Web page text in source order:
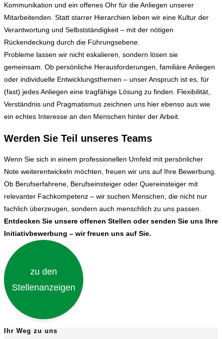
Kommunikation und ein offenes Ohr für die Anliegen unserer
Mitarbeitenden. Statt starrer Hierarchien leben wir eine Kultur der
Verantwortung und Selbstständigkeit – mit der nötigen
Rückendeckung durch die Führungsebene.
Probleme lassen wir nicht eskalieren, sondern lösen sie
gemeinsam. Ob persönliche Herausforderungen, familiäre Anliegen
oder individuelle Entwicklungsthemen – unser Anspruch ist es, für
(fast) jedes Anliegen eine tragfähige Lösung zu finden. Flexibilität,
Verständnis und Pragmatismus zeichnen uns hier ebenso aus wie
ein echtes Interesse an den Menschen hinter der Arbeit.
Werden Sie Teil unseres Teams
Wenn Sie sich in einem professionellen Umfeld mit persönlicher
Note weiterentwickeln möchten, freuen wir uns auf Ihre Bewerbung.
Ob Berufserfahrene, Berufseinsteiger oder Quereinsteiger mit
relevanter Fachkompetenz – wir suchen Menschen, die nicht nur
fachlich überzeugen, sondern auch menschlich zu uns passen.
Entdecken Sie unsere offenen Stellen oder senden Sie uns Ihre
Initiativbewerbung – wir freuen uns auf Sie.
zu den
Stellenanzeigen
Ihr Weg zu uns